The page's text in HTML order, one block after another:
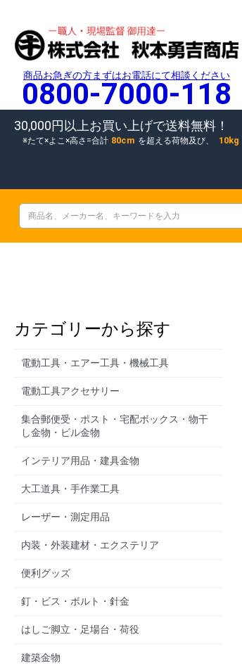
商品お急ぎの方まずはお電話にて相談ください
0800-7000-118
30,000円以上お買い上げで送料無料！
たて×よこ×高さ=合計 80cm を超える荷物及び、 10kg
カテゴリーから探す
電動工具・エアー工具・機械工具
電動工具アクセサリー
集合郵便受・ポスト・宅配ボックス・物干
し金物・ビル金物
インテリア用品・建具金物
大工道具・手作業工具
レーザー・測定用品
内装・外装建材・エクステリア
便利グッズ
釘・ビス・ボルト・針金
はしご脚立・足場台・荷役
建築金物